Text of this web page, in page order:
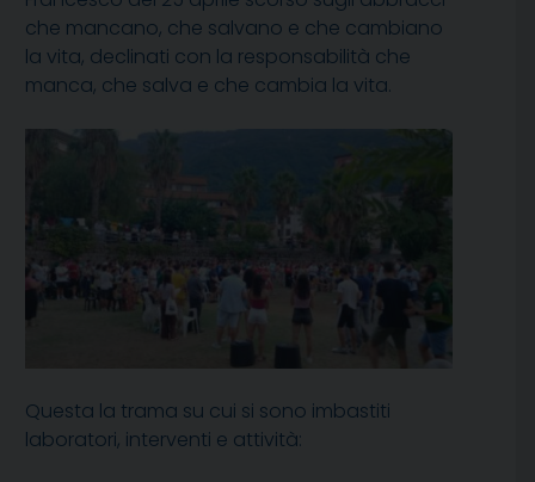
che mancano, che salvano e che cambiano
la vita, declinati con la responsabilità che
manca, che salva e che cambia la vita.
Questa la trama su cui si sono imbastiti
laboratori, interventi e attività: